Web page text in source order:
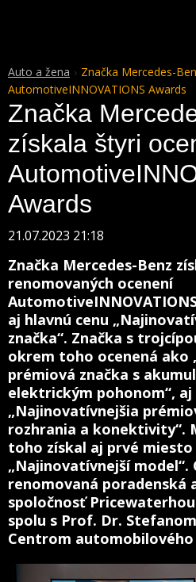
Auto a žena
Značka Mercedes-
AutomotiveINNOVATIONS Awards
Značka
získala štyri
Awards
21.07.2023 21:18
Značka Mercedes-Benz
renomovaných ocenení
aj hlavnú cenu
značka“. Značka s
okrem toho ocenená ako
prémiová značka s
elektrickým pohonom“, aj
„Najinovatívnejšia
rozhrania a konektivity“.
toho získal aj prvé
„Najinovatívnejší model“.
renomovaná poradenská
spoločnosť
spolu s Prof. Dr.
Centrom automobilového